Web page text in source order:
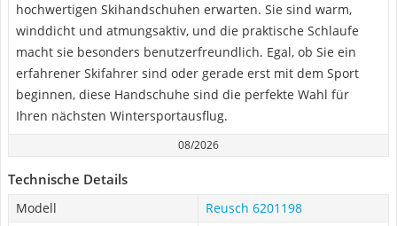
hochwertigen Skihandschuhen erwarten. Sie sind warm,
winddicht und atmungsaktiv, und die praktische Schlaufe
macht sie besonders benutzerfreundlich. Egal, ob Sie ein
erfahrener Skifahrer sind oder gerade erst mit dem Sport
beginnen, diese Handschuhe sind die perfekte Wahl für
Ihren nächsten Wintersportausflug.
08/2026
Technische Details
Modell
Reusch 6201198